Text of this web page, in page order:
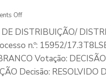
Off
DISTRIBUIÇÃO/
n.º: 15952/
Votação:
Decisão: RESOLVIDO